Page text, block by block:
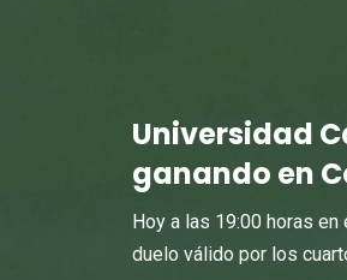
Universidad
ganando en
Hoy a las 19:00 horas
duelo válido por los